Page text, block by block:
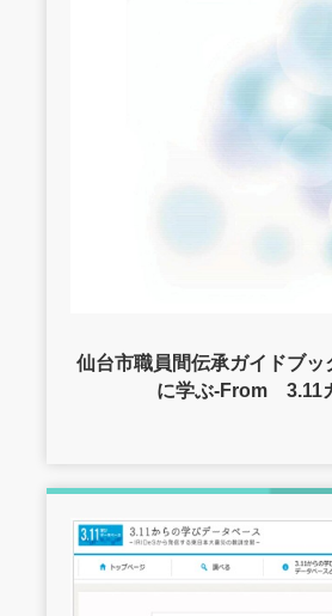
仙台市職員間伝承ガイドブ
に学ぶ-From 3.11